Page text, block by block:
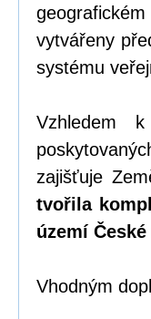
vytvářeny
systému
Vzhledem
zajišťuje
tvořila
území
Vhodným